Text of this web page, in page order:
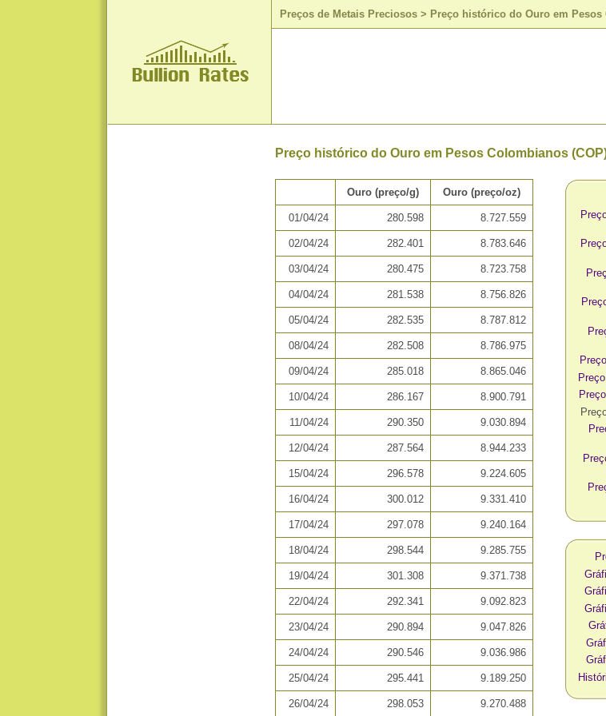
Preços de Metais Preciosos > Preço histórico do Ouro em
Preço histórico do Ouro em Pesos Colombianos
Ouro (preço/g) Ouro (preço/oz)
01/04/24 280.598 8.727.559
02/04/24 282.401 8.783.646
03/04/24 280.475 8.723.758
04/04/24 281.538 8.756.826
05/04/24 282.535 8.787.812
08/04/24 282.508 8.786.975
09/04/24 285.018 8.865.046
10/04/24 286.167 8.900.791
11/04/24 290.350 9.030.894
12/04/24 287.564 8.944.233
15/04/24 296.578 9.224.605
16/04/24 300.012 9.331.410
17/04/24 297.078 9.240.164
18/04/24 298.544 9.285.755
19/04/24 301.308 9.371.738
22/04/24 292.341 9.092.823
23/04/24 290.894 9.047.826
24/04/24 290.546 9.036.986
25/04/24 295.441 9.189.250
26/04/24 298.053 9.270.488